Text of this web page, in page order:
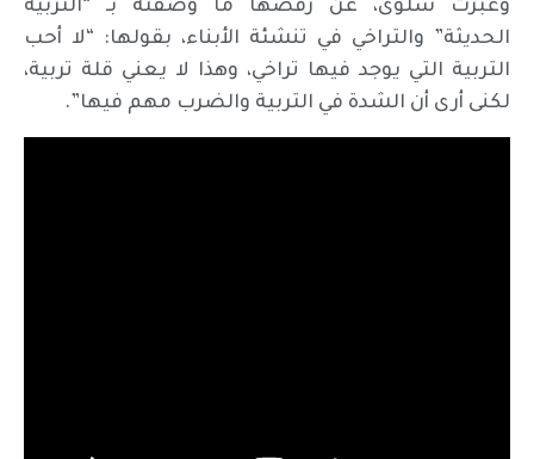
وعبرت سلوى، عن رفضها ما وصفته بـ “التربية
الحديثة” والتراخي في تنشئة الأبناء، بقولها: “لا أحب
التربية التي يوجد فيها تراخي، وهذا لا يعني قلة تربية،
لكنى أرى أن الشدة في التربية والضرب مهم فيها”.